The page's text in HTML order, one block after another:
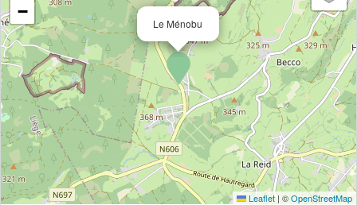
Le Ménobu
−
Leaflet|©OpenStreetMap